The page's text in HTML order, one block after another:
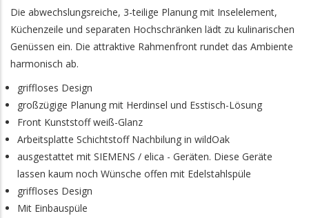
Die abwechslungsreiche, 3-teilige Planung mit Inselelement,
Küchenzeile und separaten Hochschränken lädt zu kulinarischen
Genüssen ein. Die attraktive Rahmenfront rundet das Ambiente
harmonisch ab.
griffloses Design
großzügige Planung mit Herdinsel und Esstisch-Lösung
Front Kunststoff weiß-Glanz
Arbeitsplatte Schichtstoff Nachbilung in wildOak
ausgestattet mit SIEMENS / elica - Geräten. Diese Geräte
lassen kaum noch Wünsche offen mit Edelstahlspüle
griffloses Design
Mit Einbauspüle